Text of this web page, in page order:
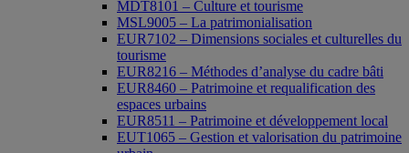
MDT8101 – Culture et tourisme
MSL9005 – La patrimonialisation
EUR7102 – Dimensions sociales et culturelles du
tourisme
EUR8216 – Méthodes d’analyse du cadre bâti
EUR8460 – Patrimoine et requalification des
espaces urbains
EUR8511 – Patrimoine et développement local
EUT1065 – Gestion et valorisation du patrimoine